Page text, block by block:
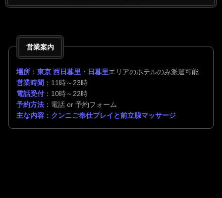
営業案内
場所 ： 東京 西日暮里・日暮里エリアのホテルのみ派遣可能
営業時間 ：11時～23時
電話受付：10時～22時
予約方法 ：電話 or 予約フォーム
主な内容 ： クンニご奉仕プレイと前立腺マッサージ